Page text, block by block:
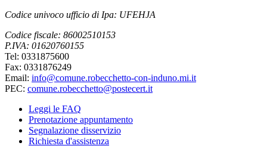
Codice univoco ufficio di Ipa: UFEHJA
Codice fiscale: 86002510153
P.IVA: 01620760155
Tel: 0331875600
Fax: 0331876249
Email: info@comune.robecchetto-con-induno.mi.it
PEC: comune.robecchetto@postecert.it
Leggi le FAQ
Prenotazione appuntamento
Segnalazione disservizio
Richiesta d'assistenza